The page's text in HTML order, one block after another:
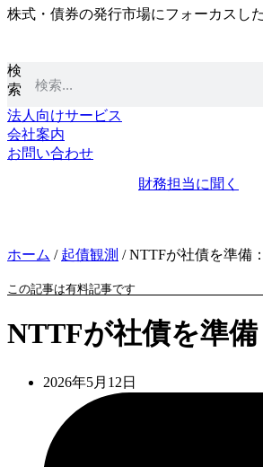
コ
ン
ツ
に
ス
キ
ッ
株式・債券の発行市場にフォーカスし
検
索
法人向けサービス
会社案内
お問い合わせ
財務担当に聞く
ホーム / 起債観測 /NTTFが社債を準備
この記事は有料記事です
NTTFが社債を準
2026年5月12日